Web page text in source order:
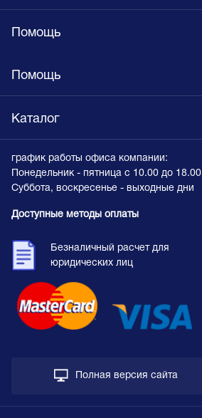
Помощь
Помощь
Каталог
график работы офиса компании:
Понедельник - пятница с 10.00 до 18.00
Суббота, воскресенье - выходные дни
Доступные методы оплаты
Безналичный расчет для
юридических лиц
Полная версия сайта